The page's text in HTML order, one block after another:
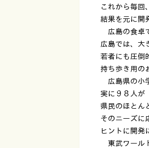
これから毎回
結果を元に開
広島の食卓
広島では、大
若者にも圧倒
持ち歩き用の
広島県の小
実に９８人が
県民のほとん
そのニーズに
ヒントに開発
東武ワール